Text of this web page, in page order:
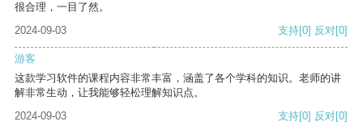
很合理，一目了然。
2024-09-03
支持[0] 反对[0]
游客
这款学习软件的课程内容非常丰富，涵盖了各个学科的知识。老师的讲
解非常生动，让我能够轻松理解知识点。
2024-09-03
支持[0] 反对[0]